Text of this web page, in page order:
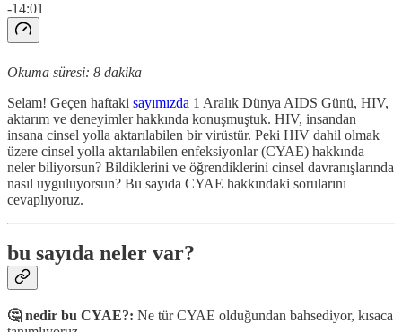
-14:01
Okuma süresi: 8 dakika
Selam! Geçen haftaki sayımızda 1 Aralık Dünya AIDS Günü, HIV,
aktarım ve deneyimler hakkında konuşmuştuk. HIV, insandan
insana cinsel yolla aktarılabilen bir virüstür. Peki HIV dahil olmak
üzere cinsel yolla aktarılabilen enfeksiyonlar (CYAE) hakkında
neler biliyorsun? Bildiklerini ve öğrendiklerini cinsel davranışlarında
nasıl uyguluyorsun? Bu sayıda CYAE hakkındaki sorularını
cevaplıyoruz.
bu sayıda neler var?
🤔 nedir bu CYAE?: Ne tür CYAE olduğundan bahsediyor, kısaca